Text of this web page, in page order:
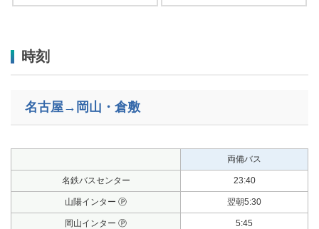
時刻
名古屋→岡山・倉敷
両備バス
名鉄バスセンター 23:40
山陽インター Ⓟ 翌朝5:30
岡山インター Ⓟ 5:45